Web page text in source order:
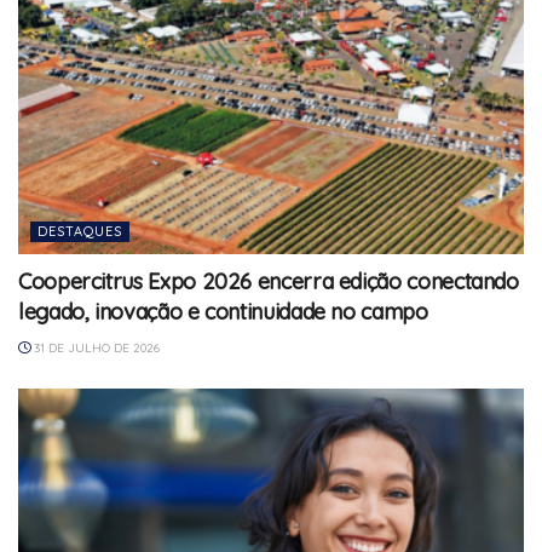
DESTAQUES
Coopercitrus Expo 2026 encerra edição conectando
legado, inovação e continuidade no campo
31 DE JULHO DE 2026